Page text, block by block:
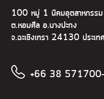
100 หมู่ 1 นิคมอุตสาหกรรม
ต.หอมศีล อ.บางปะกง
จ.ฉะเชิงเทรา 24130 ประเท
+66 38